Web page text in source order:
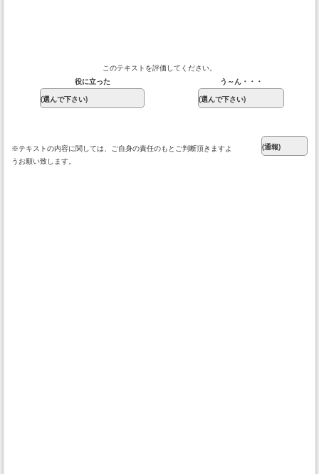
このテキストを評価してください。
役に立った
う～ん・・・
※テキストの内容に関しては、ご自身の責任のもとご判断頂きますよ
うお願い致します。